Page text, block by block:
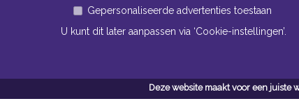
Deze website maakt voor een juiste
Gepersonaliseerde advertenties toestaan
U kunt dit later aanpassen via ‘Cookie-instellingen’.